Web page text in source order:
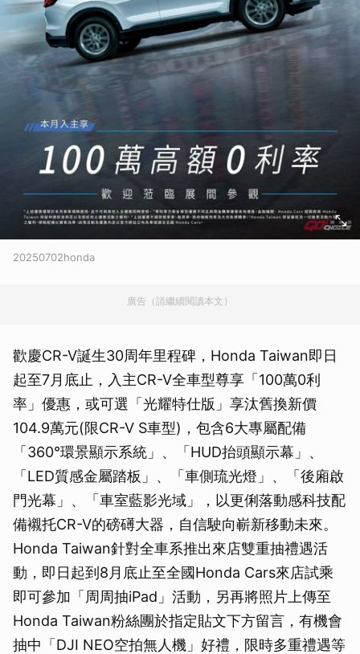
20250702honda
廣告（請繼續閱讀本文）
歡慶CR-V誕生30周年里程碑，Honda Taiwan即日
起至7月底止，入主CR-V全車型尊享「100萬0利
率」優惠，或可選「光耀特仕版」享汰舊換新價
104.9萬元(限CR-V S車型)，包含6大專屬配備
「360°環景顯示系統」、「HUD抬頭顯示幕」、
「LED質感金屬踏板」、「車側琉光燈」、「後廂啟
門光幕」、「車室藍影光域」，以更俐落動感科技配
備襯托CR-V的磅礡大器，自信駛向嶄新移動未來。
Honda Taiwan針對全車系推出來店雙重抽禮遇活
動，即日起到8月底止至全國Honda Cars來店試乘
即可參加「周周抽iPad」活動，另再將照片上傳至
Honda Taiwan粉絲團於指定貼文下方留言，有機會
抽中「DJI NEO空拍無人機」好禮，限時多重禮遇等